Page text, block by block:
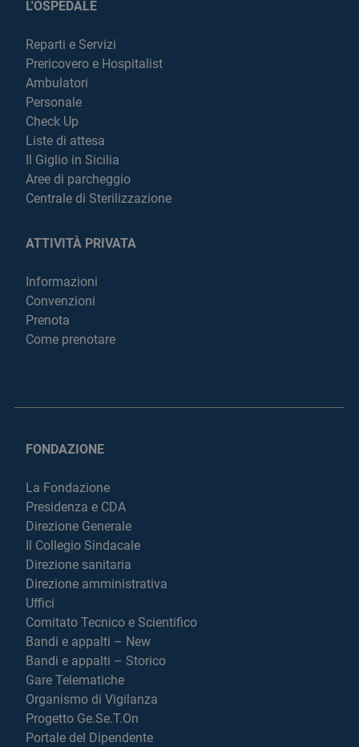
L'OSPEDALE
Reparti e Servizi
Prericovero e Hospitalist
Ambulatori
Personale
Check Up
Liste di attesa
Il Giglio in Sicilia
Aree di parcheggio
Centrale di Sterilizzazione
ATTIVITÀ PRIVATA
Informazioni
Convenzioni
Prenota
Come prenotare
FONDAZIONE
La Fondazione
Presidenza e CDA
Direzione Generale
Il Collegio Sindacale
Direzione sanitaria
Direzione amministrativa
Uffici
Comitato Tecnico e Scientifico
Bandi e appalti – New
Bandi e appalti – Storico
Gare Telematiche
Organismo di Vigilanza
Progetto Ge.Se.T.On
Portale del Dipendente